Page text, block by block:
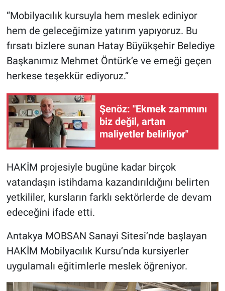
“Mobilyacılık kursuyla hem meslek ediniyor
hem de geleceğimize yatırım yapıyoruz. Bu
fırsatı bizlere sunan Hatay Büyükşehir Belediye
Başkanımız Mehmet Öntürk’e ve emeği geçen
herkese teşekkür ediyoruz.”
Şenöz: "Ekmek zammını
biz değil, artan
maliyetler belirliyor"
HAKİM projesiyle bugüne kadar birçok
vatandaşın istihdama kazandırıldığını belirten
yetkililer, kursların farklı sektörlerde de devam
edeceğini ifade etti.
Antakya MOBSAN Sanayi Sitesi’nde başlayan
HAKİM Mobilyacılık Kursu’nda kursiyerler
uygulamalı eğitimlerle meslek öğreniyor.